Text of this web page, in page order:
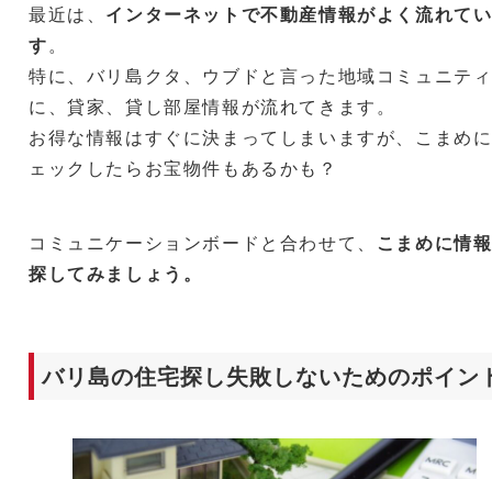
最近は、 インターネットで不動産情報がよく流れて
す。
特に、バリ島クタ、ウブドと言った地域コミュニティ
に、貸家、貸し部屋情報が流れてきます。
お得な情報はすぐに決まってしまいますが、こまめ
ェックしたらお宝物件もあるかも？
コミュニケーションボードと合わせて、 こまめに情
探してみましょう。
バリ島の住宅探し失敗しないためのポイン